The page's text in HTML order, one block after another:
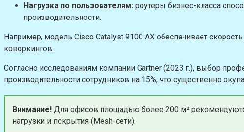
Нагрузка по пользователям: роутеры бизнес-класса
производительности.
Например, модель Cisco Catalyst 9100 AX обеспечивает
коворкингов.
Согласно исследованиям компании Gartner (2023 г.), выбор
производительности сотрудников на 15%, что существенно
Внимание! Для офисов площадью более 200 м²
нагрузки и покрытия (Mesh-сети).